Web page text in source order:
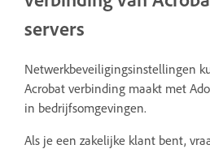
servers
Netwerkbeveiligingsinstellingen
Acrobat verbinding maakt met
in bedrijfsomgevingen.
Als je een zakelijke klant bent,